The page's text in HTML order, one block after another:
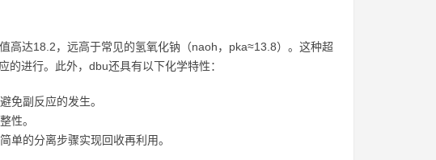
高达18.2，远高于常见的氢氧化钠（naoh，pka≈13.8）。这种超
进行。此外，dbu还具有以下化学特性：
免副反应的发生。
性。
单的分离步骤实现回收再利用。